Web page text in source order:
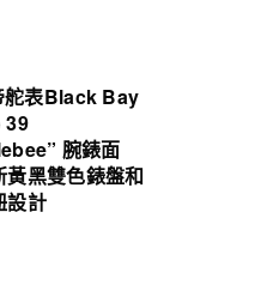
表Black Bay
39
腕錶面
黃黑雙色錶盤和
設計